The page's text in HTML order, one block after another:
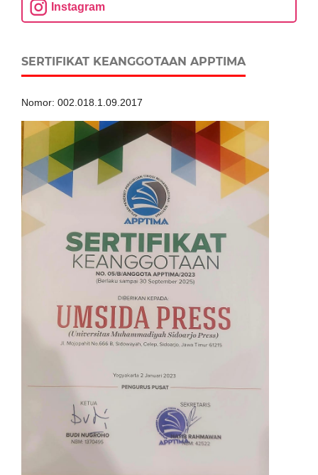
Instagram
SERTIFIKAT KEANGGOTAAN APPTIMA
Nomor: 002.018.1.09.2017